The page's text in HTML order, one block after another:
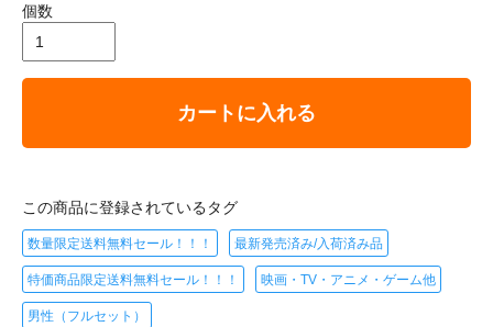
個数
カートに入れる
この商品に登録されているタグ
数量限定送料無料セール！！！ 最新発売済み/入荷済み品
特価商品限定送料無料セール！！！ 映画・TV・アニメ・ゲーム他
男性（フルセット）